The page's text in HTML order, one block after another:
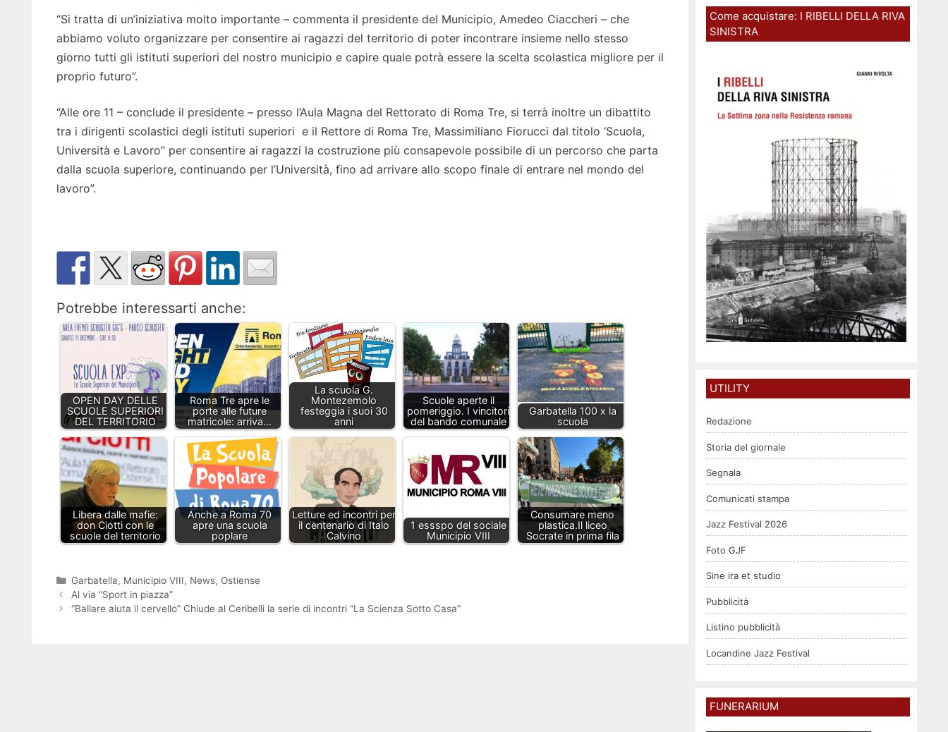
“Si tratta di un’iniziativa molto importante – commenta il presidente del Municipio, Amedeo Ciaccheri – che
abbiamo voluto organizzare per consentire ai ragazzi del territorio di poter incontrare insieme nello stesso
giorno tutti gli istituti superiori del nostro municipio e capire quale potrà essere la scelta scolastica migliore per il
proprio futuro”.
“Alle ore 11 – conclude il presidente – presso l’Aula Magna del Rettorato di Roma Tre, si terrà inoltre un dibattito
tra i dirigenti scolastici degli istituti superiori e il Rettore di Roma Tre, Massimiliano Fiorucci dal titolo ‘Scuola,
Università e Lavoro” per consentire ai ragazzi la costruzione più consapevole possibile di un percorso che parta
dalla scuola superiore, continuando per l’Università, fino ad arrivare allo scopo finale di entrare nel mondo del
lavoro”.
Potrebbe interessarti anche:
OPEN DAY DELLE
SCUOLE SUPERIORI
DEL TERRITORIO
Roma Tre apre le
porte alle future
matricole: arriva…
La scuola G.
Montezemolo
festeggia i suoi 30
anni
Scuole aperte il
pomeriggio. I vincitori
del bando comunale
Garbatella 100 x la
scuola
Libera dalle mafie:
don Ciotti con le
scuole del territorio
Anche a Roma 70
apre una scuola
poplare
Letture ed incontri per
il centenario di Italo
Calvino
1 essspo del sociale
Municipio VIII
Consumare meno
plastica.Il liceo
Socrate in prima fila
Categorie
Garbatella, Municipio VIII, News, Ostiense
Al via “Sport in piazza”
“Ballare aiuta il cervello” Chiude al Ceribelli la serie di incontri “La Scienza Sotto Casa”
Come acquistare: I RIBELLI DELLA RIVA
SINISTRA
UTILITY
Redazione
Storia del giornale
Segnala
Comunicati stampa
Jazz Festival 2026
Foto GJF
Sine ira et studio
Pubblicità
Listino pubblicità
Locandine Jazz Festival
FUNERARIUM